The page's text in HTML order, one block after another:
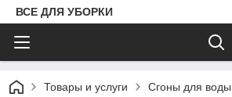
ВСЕ ДЛЯ УБОРКИ
Товары и услуги Сгоны для воды